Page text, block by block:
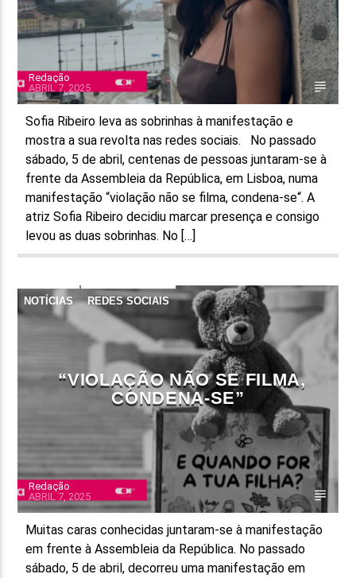
ON FM
Redação
ABRIL 7, 2025
Sofia Ribeiro leva as sobrinhas à manifestação e
mostra a sua revolta nas redes sociais. No passado
sábado, 5 de abril, centenas de pessoas juntaram-se à
frente da Assembleia da República, em Lisboa, numa
manifestação “violação não se filma, condena-se“. A
atriz Sofia Ribeiro decidiu marcar presença e consigo
levou as duas sobrinhas. No […]
NOTÍCIAS REDES SOCIAIS
“VIOLAÇÃO NÃO SE FILMA,
CONDENA-SE”
Redação
ABRIL 7, 2025
Muitas caras conhecidas juntaram-se à manifestação
em frente à Assembleia da República. No passado
sábado, 5 de abril, decorreu uma manifestação em